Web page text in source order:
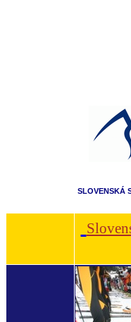
SLOVENSKÁ